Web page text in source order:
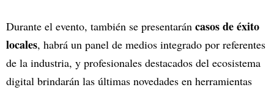
Durante el evento, también se presentarán casos de éxito
locales, habrá un panel de medios integrado por referentes
de la industria, y profesionales destacados del ecosistema
digital brindarán las últimas novedades en herramientas